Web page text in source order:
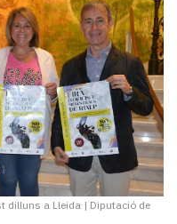
dilluns a Lleida | Diputació de